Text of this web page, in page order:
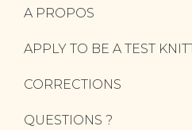
A PROPOS
APPLY TO BE A TEST
CORRECTIONS
QUESTIONS ?